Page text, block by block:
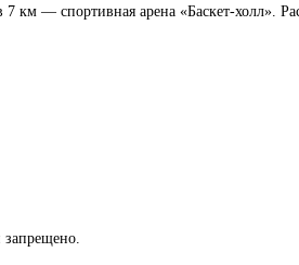
км — спортивная арена «Баскет-холл».